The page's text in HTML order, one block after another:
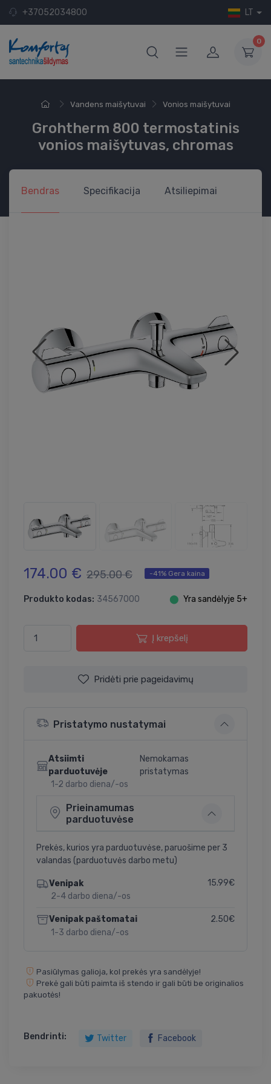
+37052034800 LT
0
Vandens maišytuvai Vonios maišytuvai
Grohtherm 800 termostatinis
vonios maišytuvas, chromas
Bendras Specifikacija Atsiliepimai
174.00 € 295.00 € -41% Gera kaina
Produkto kodas: 34567000 ⬤ Yra sandėlyje 5+
Į krepšelį
Pridėti prie pageidavimų
Pristatymo nustatymai
Atsiimti
parduotuvėje
1-2 darbo diena/-os
Nemokamas
pristatymas
Prieinamumas
parduotuvėse
Prekės, kurios yra parduotuvėse, paruošime per 3
valandas (parduotuvės darbo metu)
Venipak
2-4 darbo diena/-os
15.99€
Venipak paštomatai
1-3 darbo diena/-os
2.50€
Pasiūlymas galioja, kol prekės yra sandėlyje!
Prekė gali būti paimta iš stendo ir gali būti be originalios
pakuotės!
Bendrinti: Twitter Facebook